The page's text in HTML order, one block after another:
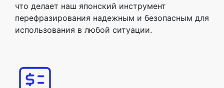
что делает наш японский инструмент
перефразирования надежным и безопасным для
использования в любой ситуации.